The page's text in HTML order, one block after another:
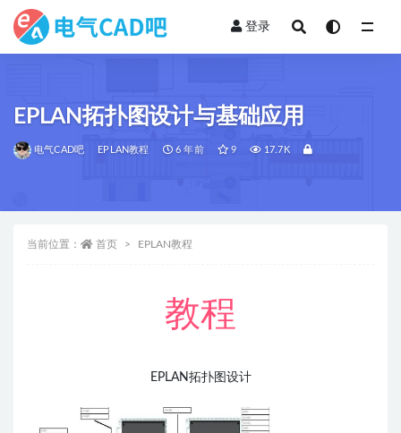
登录
EPLAN拓扑图设计与基础应用
电气CAD吧 EPLAN教程 6 年前 9 17.7K
当前位置： 首页 EPLAN教程
教程
EPLAN拓扑图设计